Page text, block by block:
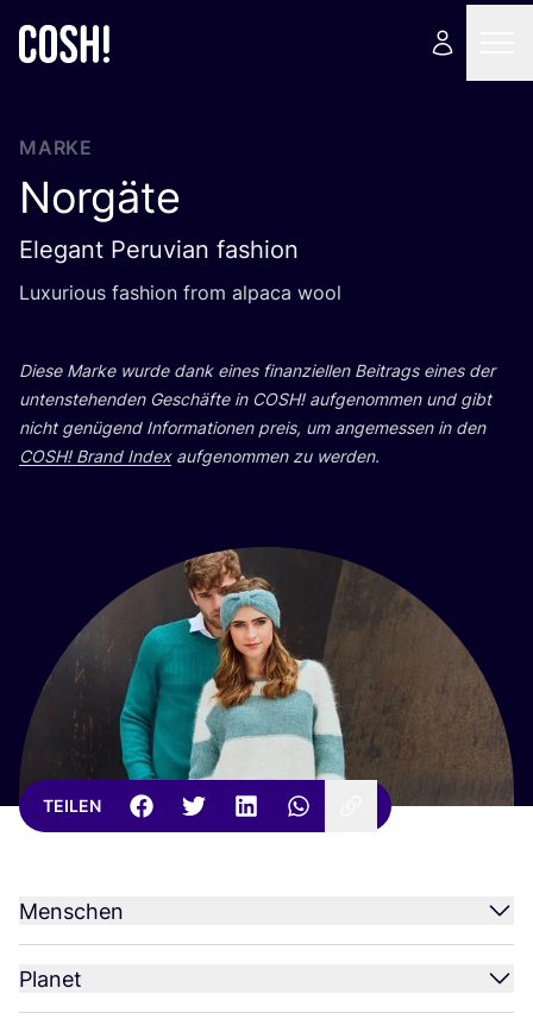
MARKE
Norgäte
Elegant Peruvian fashion
Luxu­rious fashion from alpa­ca wool
Die­se Mar­ke wur­de dank eines finan­zi­el­len Bei­trags eines der
unten­ste­hen­den Geschäf­te in COSH! auf­ge­nom­men und gibt
nicht genü­gend Infor­ma­tio­nen preis, um ange­mes­sen in den
COSH! Brand Indexauf­ge­nom­men zu werden.
TEILEN
Menschen
Planet